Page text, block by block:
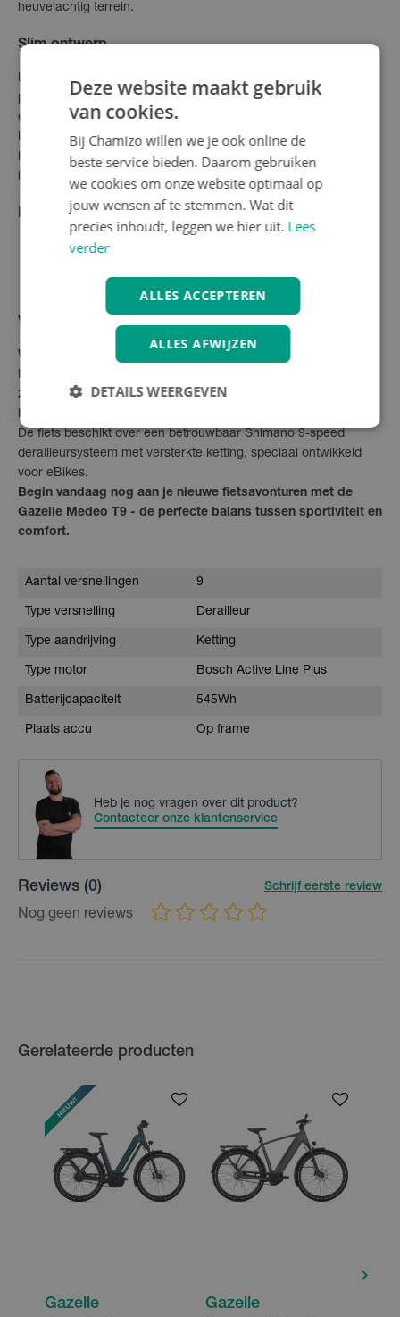
heuvelachtig terrein.
Slim ontwerp
De frameaccu is niet alleen mooi geïntegreerd, maar ook
praktisch in gebruik. Met je fietssleutel neem je de accu
eenvoudig uit voor opladen, zowel aan de fiets als binnenshuis.
Het moderne Purion 200 display biedt een duidelijk
kleurenscherm waarop je tijdens het rijden alle belangrijke
informatie in één oogopslag ziet.
Perfect voor
Dagelijks woon-werkverkeer
Sportieve ritten door diverse terreintypen
Veelgestelde vragen
Wat is de actieradius?
Met de 400 Wh accu bereik je tot 115 km, met de 545 Wh accu
zelfs tot 155 km.
Hoe werkt het schakelsysteem?
De fiets beschikt over een betrouwbaar Shimano 9-speed
derailleursysteem met versterkte ketting, speciaal ontwikkeld
voor eBikes.
Begin vandaag nog aan je nieuwe fietsavonturen met de
Gazelle Medeo T9 - de perfecte balans tussen sportiviteit en
comfort.
Aantal versnellingen 9
Type versnelling Derailleur
Type aandrijving Ketting
Type motor Bosch Active Line Plus
Batterijcapaciteit 545Wh
Plaats accu Op frame
Heb je nog vragen over dit product?
Contacteer onze klantenservice
Reviews (0) Schrijf eerste review
Nog geen reviews
Gerelateerde producten
Gazelle
Gazelle
Deze website maakt gebruik
van cookies.
Bij Chamizo willen we je ook online de
beste service bieden. Daarom gebruiken
we cookies om onze website optimaal op
jouw wensen af te stemmen. Wat dit
precies inhoudt, leggen we hier uit. Lees
verder
ALLES ACCEPTEREN
ALLES AFWIJZEN
DETAILS WEERGEVEN